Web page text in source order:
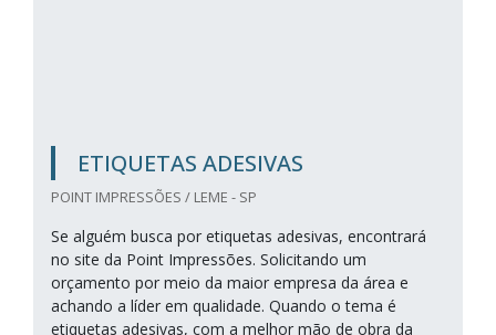
ETIQUETAS ADESIVAS
POINT IMPRESSÕES / LEME - SP
Se alguém busca por etiquetas adesivas, encontrará
no site da Point Impressões. Solicitando um
orçamento por meio da maior empresa da área e
achando a líder em qualidade. Quando o tema é
etiquetas adesivas, com a melhor mão de obra da